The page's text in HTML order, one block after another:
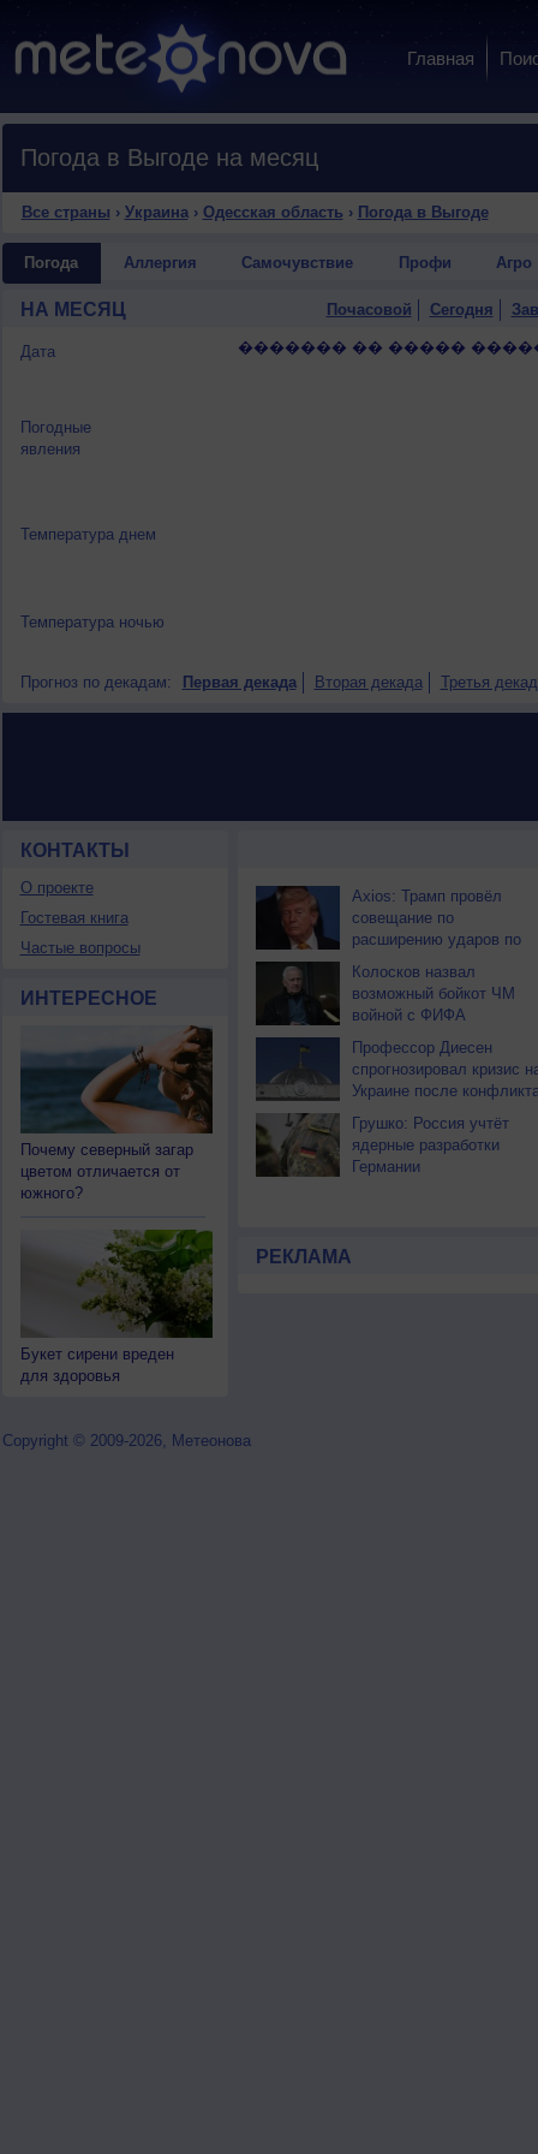
Главная
Погода в Выгоде на месяц
Все страны › Украина› Одесская область › Погода в Выгоде
Погода Аллергия Самочувствие Профи Агро
НА МЕСЯЦ Почасовой Сегодня
Дата
Погодные
явления
Температура днем
Температура ночью
������� �� �����
Прогноз по декадам: Первая декада Вторая декада Третья
КОНТАКТЫ
О проекте
Гостевая книга
Частые вопросы
ИНТЕРЕСНОЕ
Почему северный загар
цветом отличается от
южного?
Букет сирени вреден
для здоровья
НОВОСТИ ПАРТНЕРОВ
Axios: Трамп провёл
совещание по
расширению ударов по
Ирану
Колосков назвал
возможный бойкот ЧМ
войной с ФИФА
Профессор Диесен
спрогнозировал кризис
Украине после
Грушко: Россия учтёт
ядерные разработки
Германии
РЕКЛАМА
Copyright © 2009-2026, Метеонова